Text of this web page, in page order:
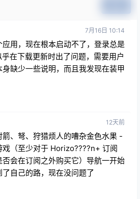
7月16日 10:14
用，现在根本启动不了，登录总是
在下载更新时出了问题，需要用户
缺少一些说明，而且我发现在装甲
12天前
、弩、狩猎烦人的嘈杂金色水果 -
戏（至少对于 Horizo????n+ 订阅
会在订阅之外购买它）导航一开始
自己的路，现在没问题了